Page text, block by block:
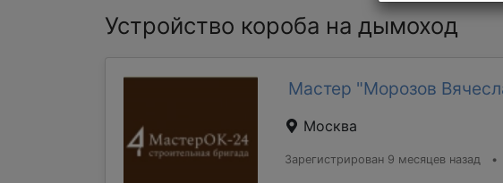
Устройство короба на дымоход
Мастер "Морозов
Москва
Зарегистрирован 9 месяцев назад •